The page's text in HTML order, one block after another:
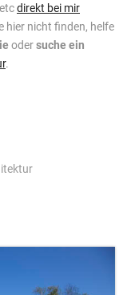
direkt bei mir
hier nicht finden, helfe
odersuche ein
.